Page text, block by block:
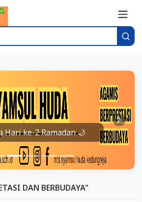
Hari ke-2 Ramadan 🌙
Next
DAN BERBUDAYA"